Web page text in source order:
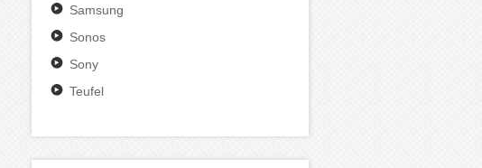
Samsung
Sonos
Sony
Teufel